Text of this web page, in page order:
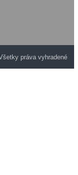
práva vyhradené